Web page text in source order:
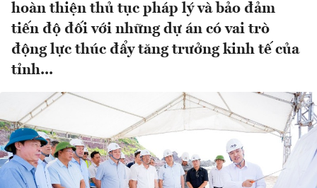
hoàn thiện thủ tục pháp lý và bảo đảm
tiến độ đối với những dự án có vai trò
động lực thúc đẩy tăng trưởng kinh tế của
tỉnh...